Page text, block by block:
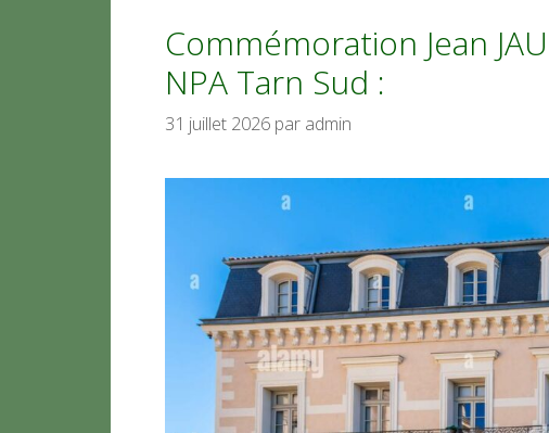
Commémoration Jean
NPA Tarn Sud :
31 juillet 2026 par admin